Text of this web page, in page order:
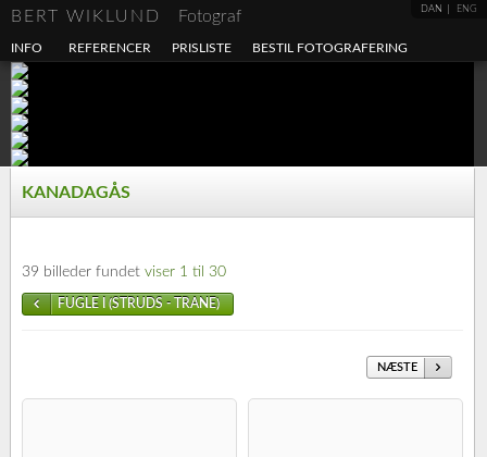
DAN ENG
BERT WIKLUND Fotograf
INFO REFERENCER PRISLISTE BESTIL FOTOGRAFERING
KANADAGÅS
39 billeder fundet viser 1 til 30
FUGLE I (STRUDS - TRANE)
NÆSTE